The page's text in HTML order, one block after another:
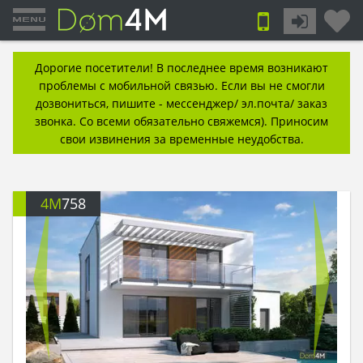
Дорогие посетители! В последнее время возникают
проблемы с мобильной связью. Если вы не смогли
дозвониться, пишите - мессенджер/ эл.почта/ заказ
звонка. Со всеми обязательно свяжемся). Приносим
свои извинения за временные неудобства.
4M758